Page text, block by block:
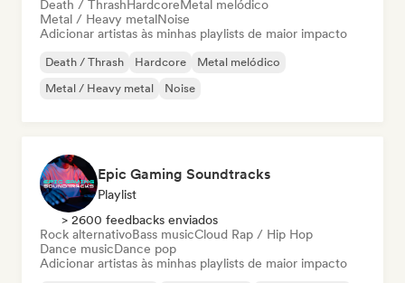
Death / ThrashHardcoreMetal melódico
Metal / Heavy metalNoise
Adicionar artistas às minhas playlists de maior impacto
Death / Thrash Hardcore
Metal melódico
Metal / Heavy metal
Noise
Epic Gaming Soundtracks
Playlist
> 2600 feedbacks enviados
Rock alternativoBass musicCloud Rap / Hip Hop
Dance musicDance pop
Adicionar artistas às minhas playlists de maior impacto